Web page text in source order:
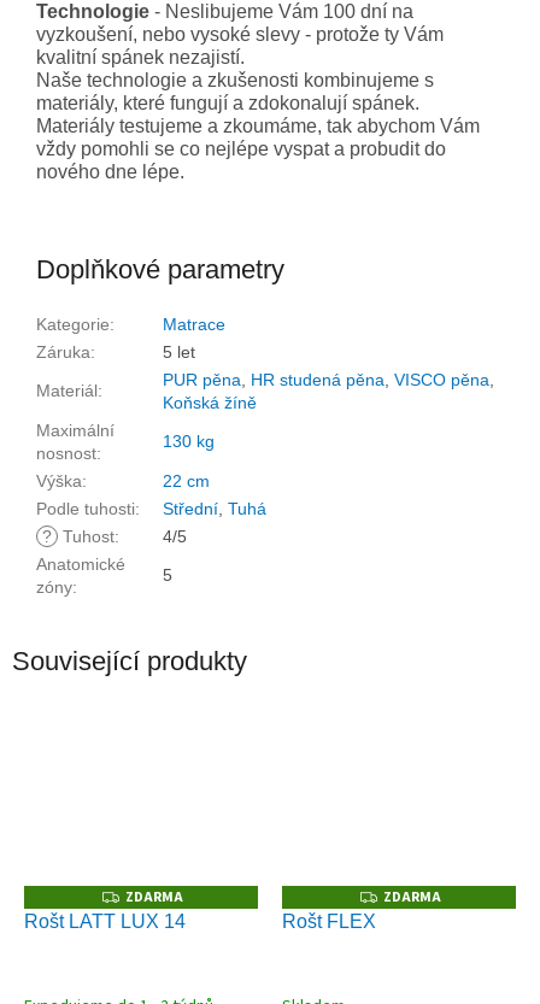
Technologie - Neslibujeme Vám 100 dní na
vyzkoušení, nebo vysoké slevy - protože ty Vám
kvalitní spánek nezajistí.
Naše technologie a zkušenosti kombinujeme s
materiály, které fungují a zdokonalují spánek.
Materiály testujeme a zkoumáme, tak abychom Vám
vždy pomohli se co nejlépe vyspat a probudit do
nového dne lépe.
Doplňkové parametry
Kategorie:
Matrace
Záruka:
5 let
Materiál:
PUR pěna HR studená pěna VISCO pěna
Koňská žíně
Maximální
nosnost:
130 kg
Výška:
22 cm
Podle tuhosti: Střední Tuhá
? Tuhost:
4/5
Anatomické
zóny:
5
Související produkty
Z
D
A
ZDARMA
Rošt LATT LUX 14
Z
D
ZDARMA
Rošt FLEX